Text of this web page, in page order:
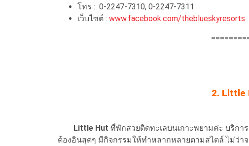
โทร : 0-2247-7310, 0-2247-7311
เว็บไซต์ : www.facebook.com/theblueskyresorts
2. Little
Little Hut ที่พักสวยติดทะเลบนเกาะพยามค่ะ บริก
ต้องอินสุดๆ มีกิจกรรมให้ทำหลากหลายตามสไตล์ ไม่ว่า